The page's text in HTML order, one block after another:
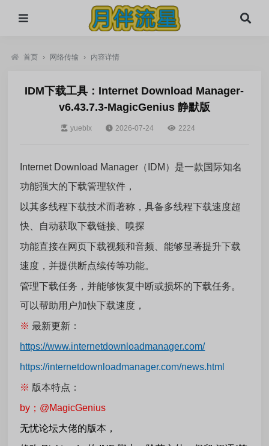
首页 › 网络传输 › 内容详情
IDM下载工具：Internet Download Manager-
v6.43.7.3-MagicGenius 静默版
yueblx 2026-07-24 2224
Internet Download Manager（IDM）是一款国际知名
功能强大的下载管理软件，
以其多线程下载技术而著称，具备多线程下载速度超
快、自动获取下载链接、嗅探
功能直接在网页下载视频和音频、能够显著提升下载
速度，并提供断点续传等功能。
管理下载任务，并能够恢复中断或损坏的下载任务。
可以帮助用户加快下载速度，
※最新更新：
https://www.internetdownloadmanager.com/
https://internetdownloadmanager.com/news.html
※ 版本特点：
by； @MagicGenius
无忧论坛大佬的版本，